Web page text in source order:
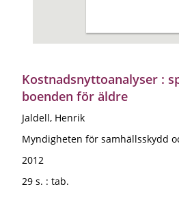
Kostnadsnyttoanalyser :
boenden för äldre
Jaldell, Henrik
Myndigheten för samhällsskydd
2012
29 s. : tab.